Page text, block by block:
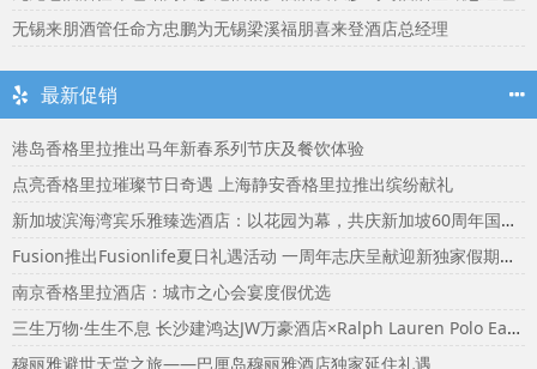
无锡来朋酒管任命方忠鹏为无锡梁溪福朋喜来登酒店总经理
最新促销
港岛香格里拉推出马年新春系列节庆及餐饮体验
点亮香格里拉璀璨节日奇遇 上海静安香格里拉推出缤纷献礼
新加坡滨海湾宾乐雅臻选酒店：以花园为幕，共庆新加坡60周年国庆盛宴
Fusion推出Fusionlife夏日礼遇活动 一周年志庆呈献迎新独家假期奖赏
南京香格里拉酒店：城市之心会宴度假优选
三生万物·生生不息 长沙建鸿达JW万豪酒店×Ralph Lauren Polo Earth开启可持续生活旅行美学
穆丽雅避世天堂之旅——巴厘岛穆丽雅酒店独家延住礼遇